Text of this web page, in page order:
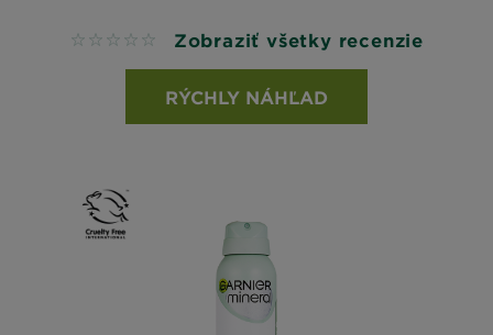
No reviews Zobraziť všetky recenzie
RÝCHLY NÁHĽAD